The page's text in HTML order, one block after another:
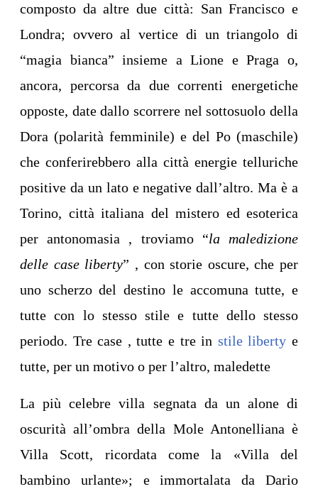
composto da altre due città: San Francisco e
Londra; ovvero al vertice di un triangolo di
“magia bianca” insieme a Lione e Praga o,
ancora, percorsa da due correnti energetiche
opposte, date dallo scorrere nel sottosuolo della
Dora (polarità femminile) e del Po (maschile)
che conferirebbero alla città energie telluriche
positive da un lato e negative dall’altro. Ma è a
Torino, città italiana del mistero ed esoterica
per antonomasia , troviamo “la maledizione
delle case liberty” , con storie oscure, che per
uno scherzo del destino le accomuna tutte, e
tutte con lo stesso stile e tutte dello stesso
periodo. Tre case , tutte e tre in stile liberty e
tutte, per un motivo o per l’altro, maledette
La più celebre villa segnata da un alone di
oscurità all’ombra della Mole Antonelliana è
Villa Scott, ricordata come la «Villa del
bambino urlante»; e immortalata da Dario